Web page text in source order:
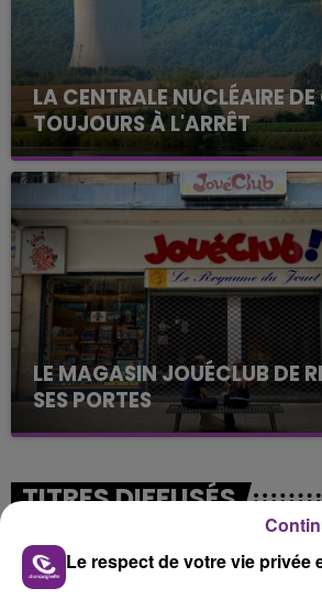
LA CENTRALE NUCLÉAIRE
TOUJOURS À L'ARRÊT
Cela fait déjà une semaine que
nucléaire ardennaise est à
justifiée par la sécheresse
présente.
LE MAGASIN JOUÉCLUB DE
SES PORTES
C'était l'une des institutions du
fermer ses portes.
TITRES DIFFUSÉS
17h34
17h34 17h28
17h28
Le respect de votre vie privée